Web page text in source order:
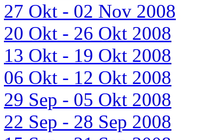
27 Okt - 02 Nov 2008
20 Okt - 26 Okt 2008
13 Okt - 19 Okt 2008
06 Okt - 12 Okt 2008
29 Sep - 05 Okt 2008
22 Sep - 28 Sep 2008